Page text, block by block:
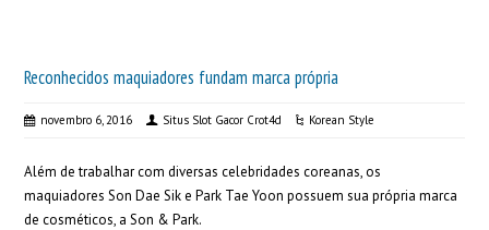
Reconhecidos maquiadores fundam marca própria
novembro 6, 2016 Situs Slot Gacor Crot4d Korean Style
Além de trabalhar com diversas celebridades coreanas, os
maquiadores Son Dae Sik e Park Tae Yoon possuem sua própria marca
de cosméticos, a Son & Park.